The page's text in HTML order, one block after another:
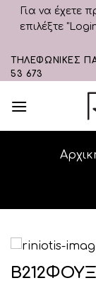
Για να έχετε
επιλέξτε
Skip
to
ΤΗΛΕΦΩΝΙΚΕΣ
53 673